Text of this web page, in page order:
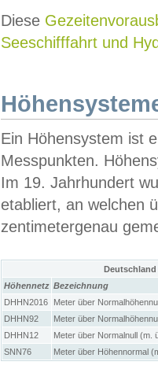
Diese
Seeschifffahrt und
Ein Höhensystem ist
Messpunkten.
Im 19. Jahrhundert
etabliert, an welchen
zentimetergenau
Höhennetz Bezeichnung
DHHN2016
Meter über
DHHN92
Meter über
DHHN12
Meter über Normalnull (m.
SNN76
Meter über Höhennormal